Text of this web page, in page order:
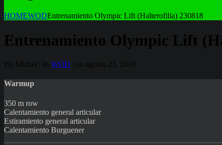
HOMEWODEntrenamiento Olympic Lift (Halterofilia) 230818
Entrenamiento Olympic Lift
By Michel | In WOD | on agosto 23, 2018
Warmup
350 m row
Calentamiento general articular
Estiramiento general articular
Calentamiento Burguener